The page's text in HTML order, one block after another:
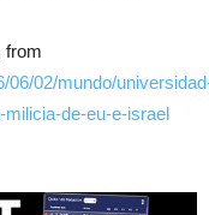
from
06/02/mundo/
de-eu-e-israel